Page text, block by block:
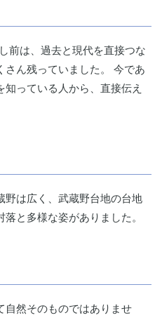
前は、過去と現代を直接つな
さん残っていました。 今であ
っている人から、直接伝え
野は広く、武蔵野台地の台地
と多様な姿がありました。
自然そのものではありませ